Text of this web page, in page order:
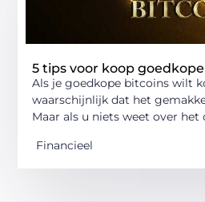
5 tips voor koop
Als je goedkope bitcoins wilt
waarschijnlijk dat het
Maar als u niets weet over
Financieel